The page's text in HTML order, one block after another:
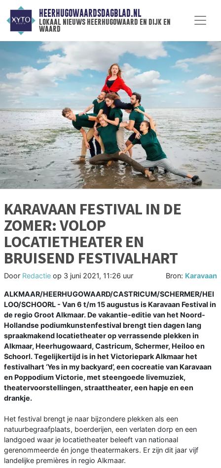
HEERHUGOWAARDSDAGBLAD.NL
lokaal nieuws heerhugowaard en dijk en
waard
KARAVAAN FESTIVAL IN DE
ZOMER: VOLOP
LOCATIETHEATER EN
BRUISEND FESTIVALHART
Door Redactie op 3 juni 2021, 11:26 uur Bron: Karavaan
ALKMAAR/HEERHUGOWAARD/CASTRICUM/SCHERMER/HEI
LOO/SCHOORL - Van 6 t/m 15 augustus is Karavaan Festival in
de regio Groot Alkmaar. De vakantie-editie van het Noord-
Hollandse podiumkunstenfestival brengt tien dagen lang
spraakmakend locatietheater op verrassende plekken in
Alkmaar, Heerhugowaard, Castricum, Schermer, Heiloo en
Schoorl. Tegelijkertijd is in het Victoriepark Alkmaar het
festivalhart ‘Yes in my backyard’, een cocreatie van Karavaan
en Poppodium Victorie, met steengoede livemuziek,
theatervoorstellingen, straattheater, een hapje en een
drankje.
Het festival brengt je naar bijzondere plekken als een
natuurbegraafplaats, boerderijen, een verlaten dorp en een
landgoed waar je locatietheater beleeft van nationaal
gerenommeerde én jonge theatermakers. Er zijn dit jaar vijf
landelijke premières in regio Alkmaar.